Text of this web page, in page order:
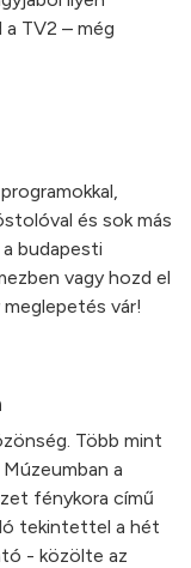
a TV2 – még
és sok más
budapesti
vagy hozd el
meglepetés vár!
Több mint
a
fénykora című
tekintettel a hét
- közölte az